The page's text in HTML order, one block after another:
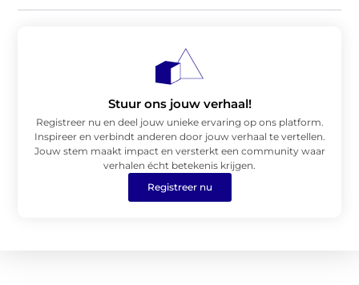
Stuur ons jouw verhaal!
Registreer nu en deel jouw unieke ervaring op ons platform.
Inspireer en verbindt anderen door jouw verhaal te vertellen.
Jouw stem maakt impact en versterkt een community waar
verhalen écht betekenis krijgen.
Registreer nu